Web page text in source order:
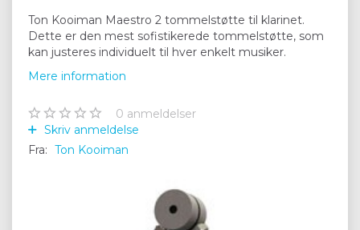
Ton Kooiman Maestro 2 tommelstøtte til klarinet.
Dette er den mest sofistikerede tommelstøtte, som
kan justeres individuelt til hver enkelt musiker.
Mere information
0 anmeldelser
Skriv anmeldelse
Fra: Ton Kooiman